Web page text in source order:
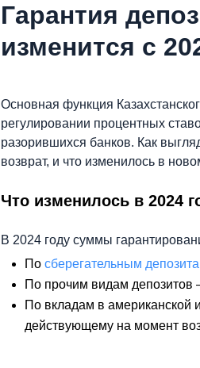
Гарантия
изменится с
Основная функция
регулировании процентных
разорившихся банков. Как
возврат, и что изменилось в
Что изменилось в 2024
В 2024 году суммы
По сберегательным
По прочим видам депозитов
По вкладам в американской
действующему на момент